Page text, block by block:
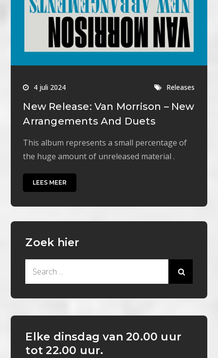
4 juli 2024 Releases
New Release: Van Morrison – New
Arrangements And Duets
This album represents a small percentage of
the huge amount of unreleased material .
LEES MEER
Zoek hier
Elke dinsdag van 20.00 uur
tot 22.00 uur.